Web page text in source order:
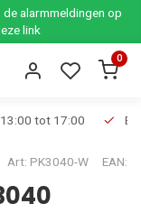
de alarmmeldingen op
link
0
tot 17:00
Art: PK3040-W EAN: